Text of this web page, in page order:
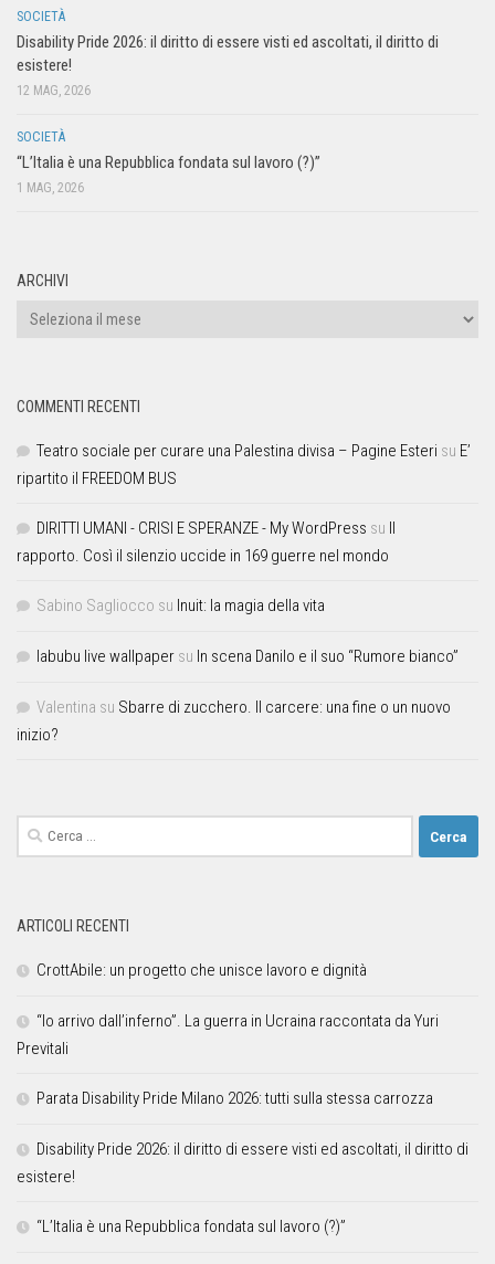
SOCIETÀ
Disability Pride 2026: il diritto di essere visti ed ascoltati, il diritto di
esistere!
12 MAG, 2026
SOCIETÀ
“L’Italia è una Repubblica fondata sul lavoro (?)”
1 MAG, 2026
ARCHIVI
COMMENTI RECENTI
Teatro sociale per curare una Palestina divisa – Pagine Esteri su E’
ripartito il FREEDOM BUS
DIRITTI UMANI - CRISI E SPERANZE - My WordPress su
rapporto. Così il silenzio uccide in 169 guerre nel mondo
Sabino Sagliocco su Inuit: la magia della vita
labubu live wallpaper su In scena Danilo e il suo “Rumore bianco”
Valentina su Sbarre di zucchero. Il carcere: una fine o un nuovo
inizio?
ARTICOLI RECENTI
CrottAbile: un progetto che unisce lavoro e dignità
“Io arrivo dall’inferno”. La guerra in Ucraina raccontata da Yuri
Previtali
Parata Disability Pride Milano 2026: tutti sulla stessa carrozza
Disability Pride 2026: il diritto di essere visti ed ascoltati, il diritto di
esistere!
“L’Italia è una Repubblica fondata sul lavoro (?)”